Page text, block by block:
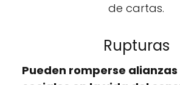
de cartas.
Rupturas
Pueden romperse